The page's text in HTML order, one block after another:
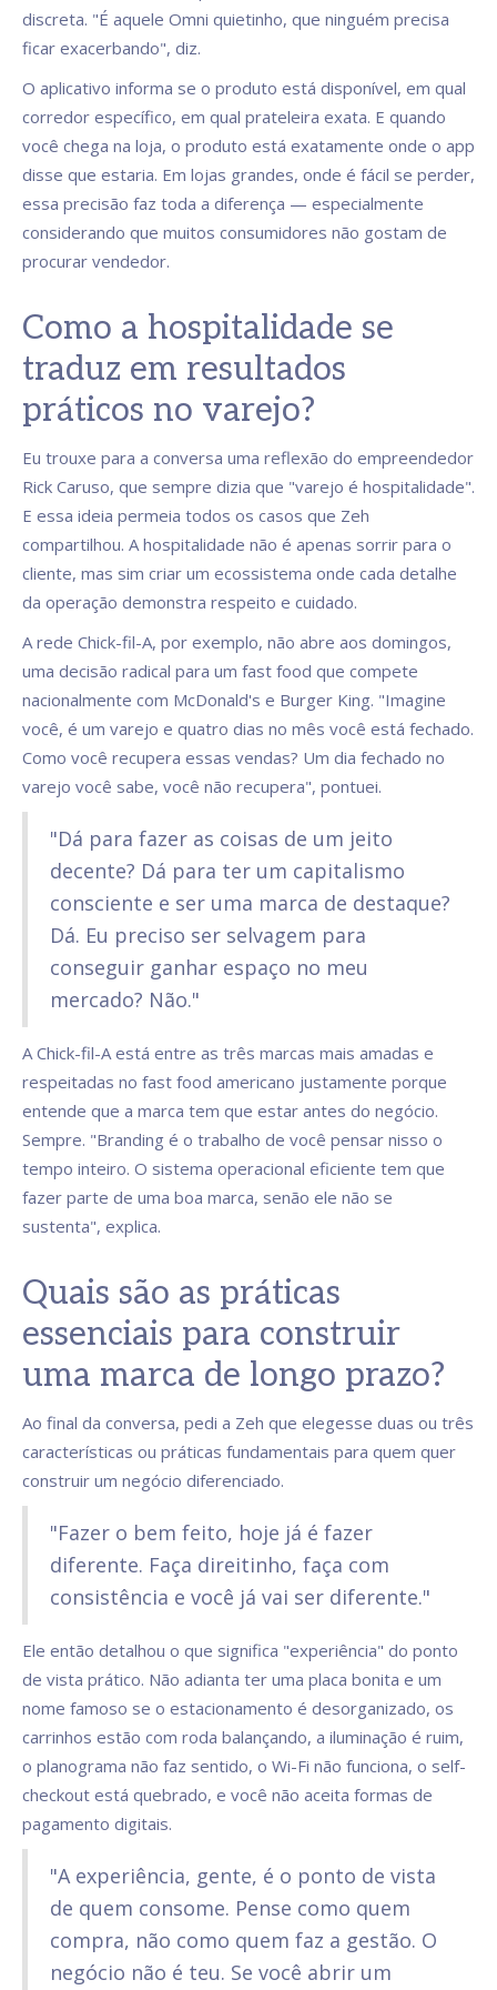
discreta. "É aquele Omni quietinho, que ninguém precisa
ficar exacerbando", diz.
O aplicativo informa se o produto está disponível, em qual
corredor específico, em qual prateleira exata. E quando
você chega na loja, o produto está exatamente onde o app
disse que estaria. Em lojas grandes, onde é fácil se perder,
essa precisão faz toda a diferença — especialmente
considerando que muitos consumidores não gostam de
procurar vendedor.
Como a hospitalidade se
traduz em resultados
práticos no varejo?
Eu trouxe para a conversa uma reflexão do empreendedor
Rick Caruso, que sempre dizia que "varejo é hospitalidade".
E essa ideia permeia todos os casos que Zeh
compartilhou. A hospitalidade não é apenas sorrir para o
cliente, mas sim criar um ecossistema onde cada detalhe
da operação demonstra respeito e cuidado.
A rede Chick-fil-A, por exemplo, não abre aos domingos,
uma decisão radical para um fast food que compete
nacionalmente com McDonald's e Burger King. "Imagine
você, é um varejo e quatro dias no mês você está fechado.
Como você recupera essas vendas? Um dia fechado no
varejo você sabe, você não recupera", pontuei.
"Dá para fazer as coisas de um jeito
decente? Dá para ter um capitalismo
consciente e ser uma marca de destaque?
Dá. Eu preciso ser selvagem para
conseguir ganhar espaço no meu
mercado? Não."
A Chick-fil-A está entre as três marcas mais amadas e
respeitadas no fast food americano justamente porque
entende que a marca tem que estar antes do negócio.
Sempre. "Branding é o trabalho de você pensar nisso o
tempo inteiro. O sistema operacional eficiente tem que
fazer parte de uma boa marca, senão ele não se
sustenta", explica.
Quais são as práticas
essenciais para construir
uma marca de longo prazo?
Ao final da conversa, pedi a Zeh que elegesse duas ou três
características ou práticas fundamentais para quem quer
construir um negócio diferenciado.
"Fazer o bem feito, hoje já é fazer
diferente. Faça direitinho, faça com
consistência e você já vai ser diferente."
Ele então detalhou o que significa "experiência" do ponto
de vista prático. Não adianta ter uma placa bonita e um
nome famoso se o estacionamento é desorganizado, os
carrinhos estão com roda balançando, a iluminação é ruim,
o planograma não faz sentido, o Wi-Fi não funciona, o self-
checkout está quebrado, e você não aceita formas de
pagamento digitais.
"A experiência, gente, é o ponto de vista
de quem consome. Pense como quem
compra, não como quem faz a gestão. O
negócio não é teu. Se você abrir um